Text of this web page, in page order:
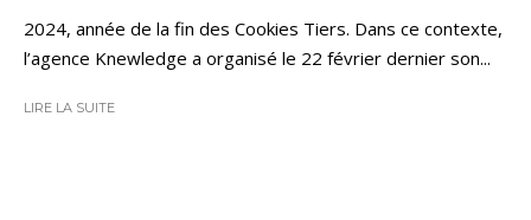
2024, année de la fin des Cookies Tiers. Dans ce contexte,
l’agence Knewledge a organisé le 22 février dernier son...
LIRE LA SUITE